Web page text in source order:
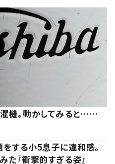
機。動かしてみると……
する小5息子に違和感。
た『衝撃的すぎる姿』